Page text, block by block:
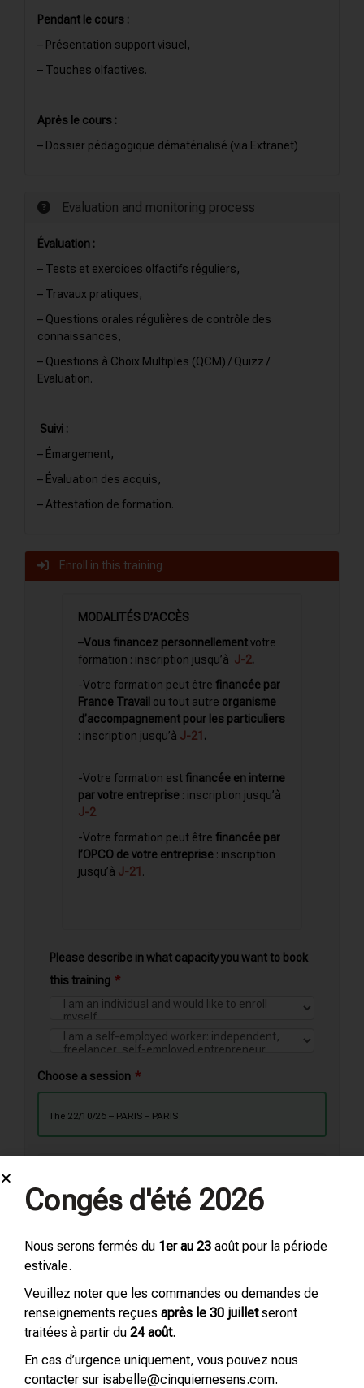
Pendant le cours :
– Présentation support visuel,
– Touches olfactives.
Après le cours :
– Dossier pédagogique dématérialisé (via Extranet)
Evaluation and monitoring process
Évaluation :
– Tests et exercices olfactifs réguliers,
– Travaux pratiques,
– Questions orales régulières de contrôle des
connaissances,
– Questions à Choix Multiples (QCM) / Quizz /
Evaluation.
Suivi :
– Émargement,
– Évaluation des acquis,
– Attestation de formation.
Enroll in this training
MODALITÉS D’ACCÈS
–Vous financez personnellementvotre
formation : inscription jusqu’à J-2.
-Votre formation peut être financée par
France Travail ou tout autre organisme
d’accompagnement pour les particuliers
: inscription jusqu’à J-21 .
-Votre formation est financée en interne
par votre entreprise : inscription jusqu’à
J-2.
-Votre formation peut être financée par
l’OPCO de votre entreprise : inscription
jusqu’à J-21 .
Please describe in what capacity you want to book
this training
Choose a session
the 22/10/26 – PARIS – PARIS
PARIS – 18 rue de Monttessuy 75007 PARIS
Details of the training session selected :
the 22/10/26 from 09h30 to 13h00 and from 14h00
to 17h30
Congés d'été 2026
Nous serons fermés du 1er au 23 août pour la période
estivale.
Veuillez noter que les commandes ou demandes de
renseignements reçues après le 30 juilletseront
traitées à partir du 24 août.
En cas d’urgence uniquement, vous pouvez nous
contacter sur isabelle@cinquiemesens.com.